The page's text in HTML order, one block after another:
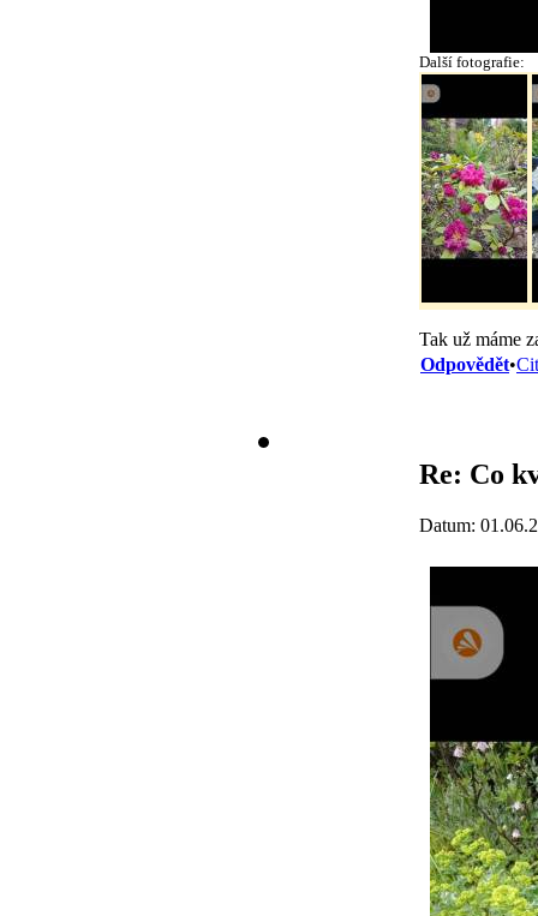
Další fotografie:
Tak už máme
Odpovědět•
Re: Co
Datum: